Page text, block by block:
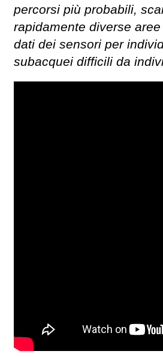
percorsi più probabili,
rapidamente diverse
dati dei sensori per
subacquei difficili da